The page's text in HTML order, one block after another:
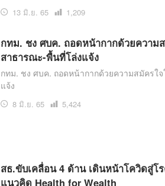
13 มิ.ย. 65
เปิด
1,209
กทม. ชง ศบค. ถอดหน้ากากด้วยความ
สาธารณะ-พื้นที่โล่งแจ้ง
กทม. ชง ศบค. ถอดหน้ากากด้วยความสมัครใ
แจ้ง
8 มิ.ย. 65
เปิด
5,424
สธ.ขับเคลื่อน 4 ด้าน เดินหน้าโควิดสู่โ
แนวคิด Health for Wealth